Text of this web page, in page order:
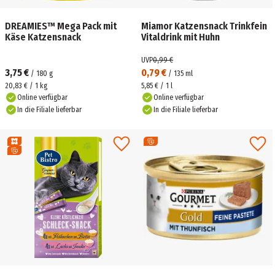
DREAMIES™ Mega Pack mit
Käse Katzensnack
3,75 € / 180 g
20,83 € / 1 kg
Online verfügbar
In die Filiale lieferbar
Miamor Katzensnack Trinkfein
Vitaldrink mit Huhn
0,79 € / 135 ml
UVP0,99 €
5,85 € / 1 l
Online verfügbar
In die Filiale lieferbar